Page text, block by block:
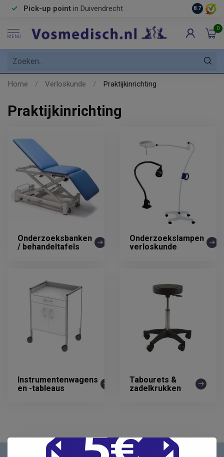
Pick-up point in Duivendrecht 8.7
MENU
0
Home / Verloskunde / Praktijkinrichting
Praktijkinrichting
Onderzoeksbanken
/ behandeltafels
Onderzoekslampen
verloskunde
Instrumentenwagens
en -tableaus
Tabourets &
zadelkrukken